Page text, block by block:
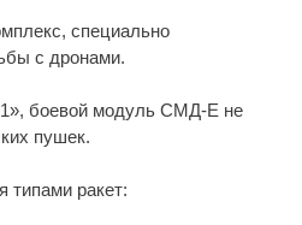
специально
с дронами.
боевой модуль СМД-Е не
пушек.
типами ракет: